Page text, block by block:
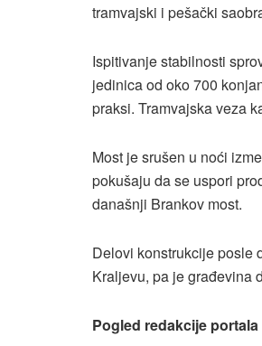
tramvajski i pešački
Ispitivanje stabilnosti
jedinica od oko 700
praksi. Tramvajska veza
Most je srušen u noći
pokušaju da se uspori
današnji Brankov most.
Delovi konstrukcije posle
Kraljevu, pa je građevina
Pogled redakcije